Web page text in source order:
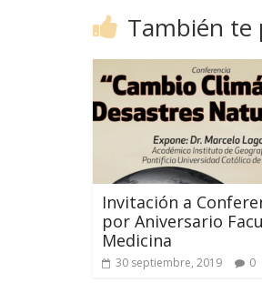
También te
Invitación a
por Aniversario
Medicina
30 septiembre, 2019 0